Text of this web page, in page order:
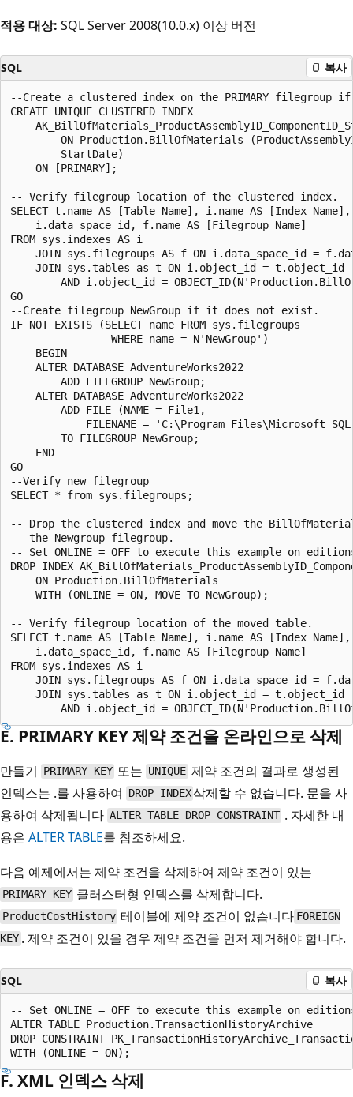
적용 대상: SQL Server 2008(10.0.x) 이상 버전
SQL 복사
--Create a clustered index on the PRIMARY filegroup
CREATE UNIQUE CLUSTERED INDEX
ON Production.BillOfMaterials
        StartDate)
    ON [PRIMARY];
-- Verify filegroup location of the clustered index.
SELECT t.name AS [Table Name], i.name AS [Index
    i.data_space_id, f.name AS [Filegroup Name]
FROM sys.indexes AS i
JOIN sys.filegroups AS f ON i.data_space_id =
    JOIN sys.tables as t ON i.object_id = t.object_id
AND i.object_id =
GO
--Create filegroup NewGroup if it does not exist.
IF NOT EXISTS (SELECT name FROM sys.filegroups
                WHERE name = N'NewGroup')
    BEGIN
    ALTER DATABASE AdventureWorks2022
        ADD FILEGROUP NewGroup;
    ALTER DATABASE AdventureWorks2022
        ADD FILE (NAME = File1,
FILENAME = 'C:\Program Files\Microsoft
        TO FILEGROUP NewGroup;
    END
GO
--Verify new filegroup
SELECT * from sys.filegroups;
-- Drop the clustered index and move the
-- the Newgroup filegroup.
-- Set ONLINE = OFF to execute this example on
DROP INDEX
    ON Production.BillOfMaterials
    WITH (ONLINE = ON, MOVE TO NewGroup);
-- Verify filegroup location of the moved table.
SELECT t.name AS [Table Name], i.name AS [Index
    i.data_space_id, f.name AS [Filegroup Name]
FROM sys.indexes AS i
JOIN sys.filegroups AS f ON i.data_space_id =
    JOIN sys.tables as t ON i.object_id = t.object_id
E. PRIMARY KEY 제약 조건을 온라인으로 삭제
만들기 PRIMARY KEY 또는 UNIQUE 제약 조건의 결과로 생성된
인덱스는 .를 사용하여
DROP INDEX삭제할 수 없습니다. 문을 사
용하여 삭제됩니다 ALTER TABLE DROP CONSTRAINT . 자세한 내
용은 ALTER TABLE를 참조하세요.
다음 예제에서는 제약 조건을 삭제하여 제약 조건이 있는
PRIMARY KEY 클러스터형 인덱스를 삭제합니다.
ProductCostHistory 테이블에 제약 조건이 없습니다 FOREIGN
KEY . 제약 조건이 있을 경우 제약 조건을 먼저 제거해야 합니다.
SQL 복사
-- Set ONLINE = OFF to execute this example on
ALTER TABLE Production.TransactionHistoryArchive
DROP CONSTRAINT
F. XML 인덱스 삭제